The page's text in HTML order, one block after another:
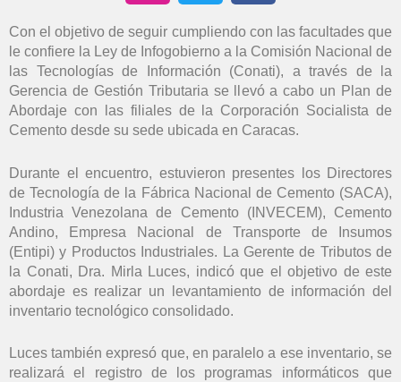
t
a
g
r
a
t
t
e
r
e
b
o
o
k
Con el objetivo de seguir cumpliendo con las facultades que
le confiere la Ley de Infogobierno a la Comisión Nacional de
las Tecnologías de Información (Conati), a través de la
Gerencia de Gestión Tributaria se llevó a cabo un Plan de
Abordaje con las filiales de la Corporación Socialista de
Cemento desde su sede ubicada en Caracas.
Durante el encuentro, estuvieron presentes los Directores
de Tecnología de la Fábrica Nacional de Cemento (SACA),
Industria Venezolana de Cemento (INVECEM), Cemento
Andino, Empresa Nacional de Transporte de Insumos
(Entipi) y Productos Industriales. La Gerente de Tributos de
la Conati, Dra. Mirla Luces, indicó que el objetivo de este
abordaje es realizar un levantamiento de información del
inventario tecnológico consolidado.
Luces también expresó que, en paralelo a ese inventario, se
realizará el registro de los programas informáticos que